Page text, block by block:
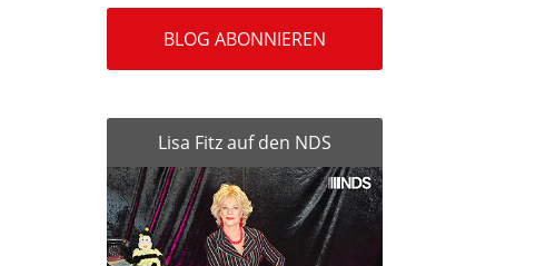
BLOG ABONNIEREN
Lisa Fitz auf den NDS